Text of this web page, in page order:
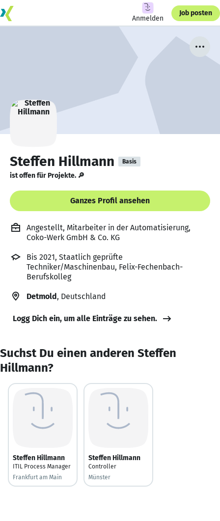
Anmelden
Job posten
Steffen Hillmann Basis
ist offen für Projekte. 🔎
Ganzes Profil ansehen
Angestellt, Mitarbeiter in der Automatisierung,
Coko-Werk GmbH & Co. KG
Bis 2021, Staatlich geprüfte
Techniker/Maschinenbau, Felix-Fechenbach-
Berufskolleg
Detmold, Deutschland
Logg Dich ein, um alle Einträge zu sehen.
Suchst Du einen anderen Steffen
Hillmann?
Steffen Hillmann
ITIL Process Manager
Frankfurt am Main
Steffen Hillmann
Controller
Münster